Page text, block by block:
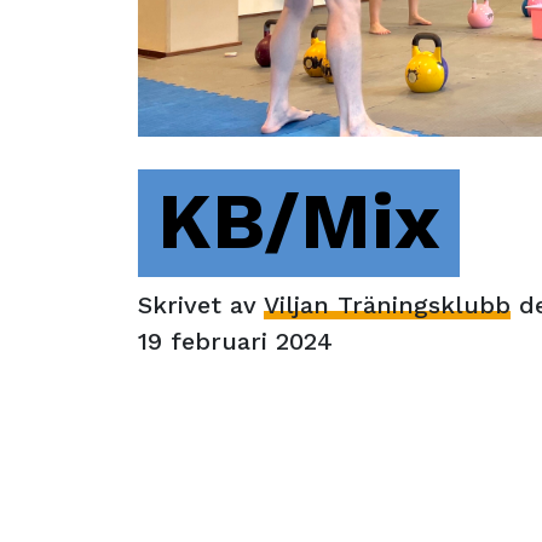
KB/Mix
Skrivet av Viljan Träningsklubb
19 februari 2024